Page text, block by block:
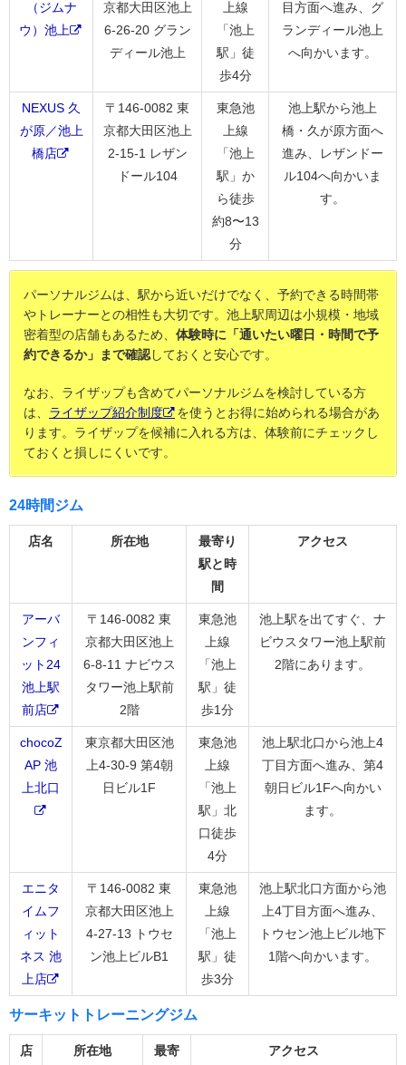
（ジムナ
ウ）池上
京都大田区池上
6-26-20 グラン
ディール池上
上線
「池上
駅」徒
歩4分
目方面へ進み、グ
ランディール池上
へ向かいます。
NEXUS 久
が原／池上
橋店
〒146-0082 東
京都大田区池上
2-15-1 レザン
ドール104
東急池
上線
「池上
駅」か
ら徒歩
約8〜13
分
池上駅から池上
橋・久が原方面へ
進み、レザンドー
ル104へ向かいま
す。
パーソナルジムは、駅から近いだけでなく、予約できる時間帯
やトレーナーとの相性も大切です。池上駅周辺は小規模・地域
密着型の店舗もあるため、 体験時に「通いたい曜日・時間で予
約できるか」まで確認しておくと安心です。
なお、ライザップも含めてパーソナルジムを検討している方
は、 ライザップ紹介制度
を使うとお得に始められる場合があ
ります。ライザップを候補に入れる方は、体験前にチェックし
ておくと損しにくいです。
24時間ジム
店名 所在地
最寄り
駅と時
間
アクセス
アーバ
ンフィ
ット24
池上駅
前店
〒146-0082 東
京都大田区池上
6-8-11 ナビウス
タワー池上駅前
2階
東急池
上線
「池上
駅」徒
歩1分
池上駅を出てすぐ、ナ
ビウスタワー池上駅前
2階にあります。
chocoZ
AP 池
上北口
東京都大田区池
上4-30-9 第4朝
日ビル1F
東急池
上線
「池上
駅」北
口徒歩
4分
池上駅北口から池上4
丁目方面へ進み、第4
朝日ビル1Fへ向かい
ます。
エニタ
イムフ
ィット
ネス 池
上店
〒146-0082 東
京都大田区池上
4-27-13 トウセ
ン池上ビルB1
東急池
上線
「池上
駅」徒
歩3分
池上駅北口方面から池
上4丁目方面へ進み、
トウセン池上ビル地下
1階へ向かいます。
サーキットトレーニングジム
店
所在地
最寄
アクセス